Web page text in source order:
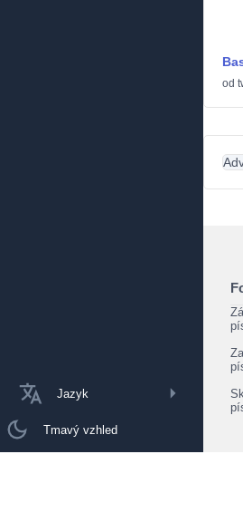
Jazyk
Tmavý vzhled
od